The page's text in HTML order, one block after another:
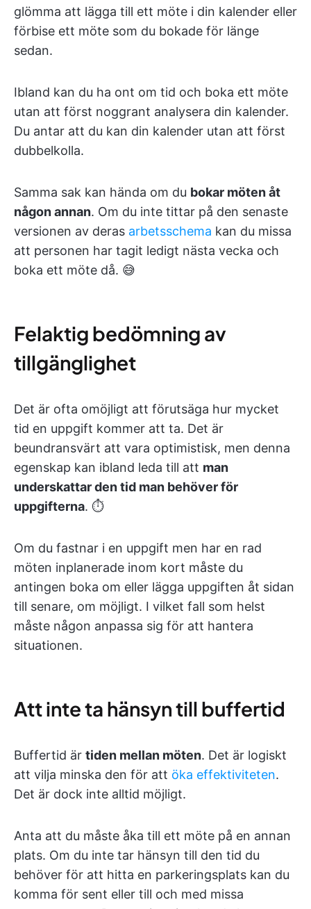
glömma att lägga till ett möte i din kalender eller
förbise ett möte som du bokade för länge
sedan.
Ibland kan du ha ont om tid och boka ett möte
utan att först noggrant analysera din kalender.
Du antar att du kan din kalender utan att först
dubbelkolla.
Samma sak kan hända om du bokar möten åt
någon annan. Om du inte tittar på den senaste
versionen av deras arbetsschema kan du missa
att personen har tagit ledigt nästa vecka och
boka ett möte då. 😅
Felaktig bedömning av
tillgänglighet
Det är ofta omöjligt att förutsäga hur mycket
tid en uppgift kommer att ta. Det är
beundransvärt att vara optimistisk, men denna
egenskap kan ibland leda till att man
underskattar den tid man behöver för
uppgifterna. ⏱️
Om du fastnar i en uppgift men har en rad
möten inplanerade inom kort måste du
antingen boka om eller lägga uppgiften åt sidan
till senare, om möjligt. I vilket fall som helst
måste någon anpassa sig för att hantera
situationen.
Att inte ta hänsyn till buffertid
Buffertid är tiden mellan möten. Det är logiskt
att vilja minska den för att öka effektiviteten.
Det är dock inte alltid möjligt.
Anta att du måste åka till ett möte på en annan
plats. Om du inte tar hänsyn till den tid du
behöver för att hitta en parkeringsplats kan du
komma för sent eller till och med missa